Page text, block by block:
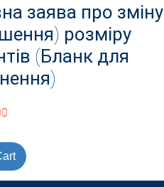
заява про зміну
розміру
(Бланк для